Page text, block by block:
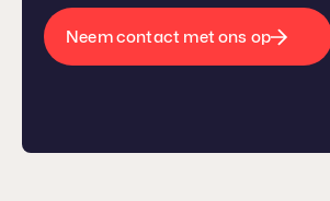
Neem contact met ons op